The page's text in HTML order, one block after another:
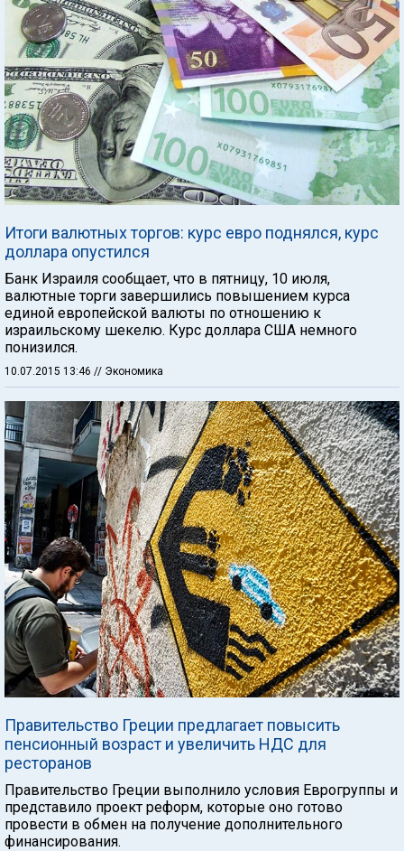
Итоги валютных торгов: курс евро поднялся, курс
доллара опустился
Банк Израиля сообщает, что в пятницу, 10 июля,
валютные торги завершились повышением курса
единой европейской валюты по отношению к
израильскому шекелю. Курс доллара США немного
понизился.
10.07.2015 13:46 // Экономика
Правительство Греции предлагает повысить
пенсионный возраст и увеличить НДС для
ресторанов
Правительство Греции выполнило условия Еврогруппы и
представило проект реформ, которые оно готово
провести в обмен на получение дополнительного
финансирования.